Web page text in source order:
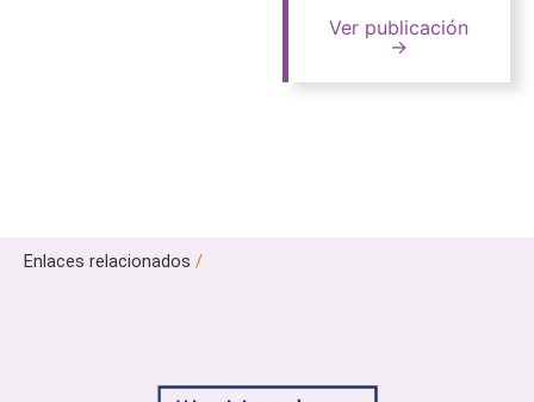
Ver publicación
→
Enlaces relacionados /